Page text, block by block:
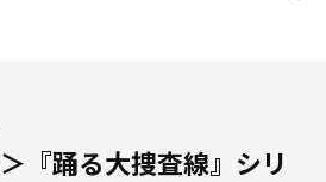
『踊る大捜査線』シリ